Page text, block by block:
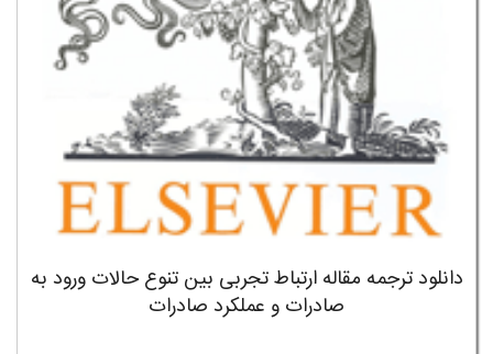
دانلود ترجمه مقاله ارتباط تجربی بین تنوع حالات ورود به
صادرات و عملکرد صادرات